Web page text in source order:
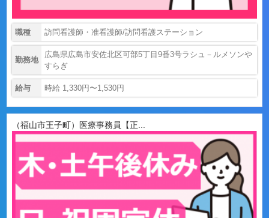
職種 訪問看護師・准看護師/訪問看護ステーション
勤務地
広島県広島市安佐北区可部5丁目9番3号ラシュ－ルメソンや
すらぎ
給与 時給 1,330円〜1,530円
（福山市王子町）医療事務員【正...